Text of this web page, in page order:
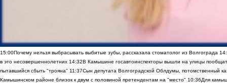
15:00Почему нельзя выбрасывать выбитые зубы, рассказала стоматолог из Волгограда
в это несовершеннолетних 14:32В Камышине госавтоинспекторы вышли на улицы
пытавшийся сбыть "трояна" 11:37Сын депутата Волгоградской Облдумы, потомственный
Камышинском районе близок к двум с половиной претендентам на "место" 10:36Для